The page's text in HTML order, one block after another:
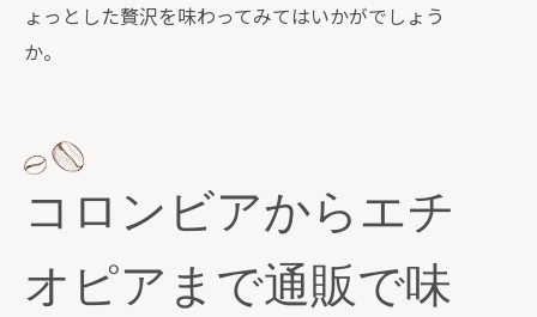
ょっとした贅沢を味わってみてはいかがでしょう
か。
コロンビアからエチ
オピアまで通販で味